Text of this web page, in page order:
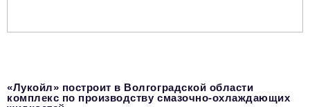
«Лукойл» построит в Волгоградской области
комплекс по производству смазочно-охлаждающих